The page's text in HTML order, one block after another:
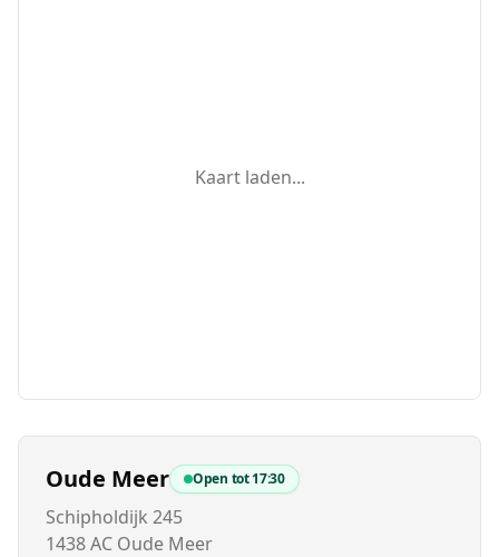
Kaart laden...
Oude Meer Open tot17:30
Schipholdijk 245
1438 AC Oude Meer